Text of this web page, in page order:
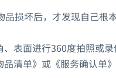
损坏后，才发现自己根
表面进行360度拍照或
清单》或《服务确认